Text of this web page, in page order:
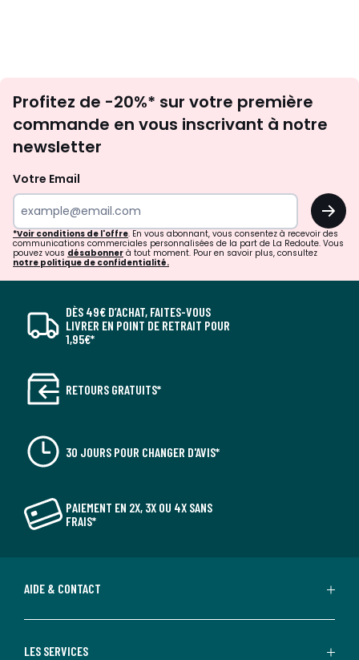
newsletter
Profitez de -20%* sur votre première
commande en vous inscrivant à notre
newsletter
Votre Email
OK
*Voir conditions de l'offre. En vous abonnant, vous consentez à recevoir des
communications commerciales personnalisées de la part de La Redoute. Vous
pouvez vous désabonner à tout moment. Pour en savoir plus, consultez
notre politique de confidentialité.
DÈS 49€ D’ACHAT, FAITES-VOUS
LIVRER EN POINT DE RETRAIT POUR
1,95€*
RETOURS GRATUITS*
30 JOURS POUR CHANGER D'AVIS*
PAIEMENT EN 2X, 3X OU 4X SANS
FRAIS*
AIDE & CONTACT
LES SERVICES